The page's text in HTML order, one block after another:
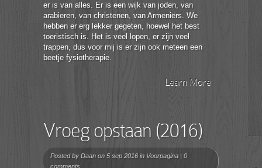
er is van alles. Er is een wijk van joden, van
arabieren, van christenen, van Armeniërs. We
hebben er erg lekker gegeten, hoewel het best
toeristisch is. Het is veel lopen, er zijn veel
trappen, dus voor mij is er zijn ook meteen een
beetje fysiotherapie.
Learn More
Vroeg opstaan (2016)
Posted by Daan on 5 sep 2016 in Voorpagina | 0
comments